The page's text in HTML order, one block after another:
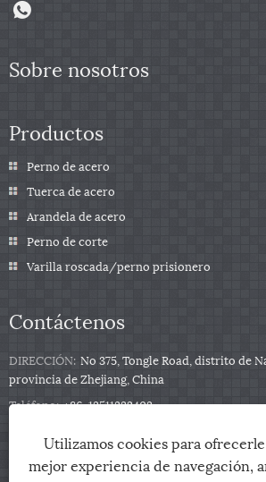
Sobre nosotros
Productos
Perno de acero
Tuerca de acero
Arandela de acero
Perno de corte
Varilla roscada/perno prisionero
Contáctenos
DIRECCIÓN: No 375, Tongle Road, distrito de
provincia de Zhejiang, China
Teléfono: +86-13511332403
Correo electrónico:
sales@qbfastener.cn
Utilizamos cookies para
mejor experiencia de navegación,